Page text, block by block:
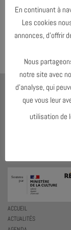
Both comments and
Précédent
Suivant→
LE
ACCUEIL
ACTUALITÉS
En continuant à
Les cookies
annonces, d’offrir
Nous
notre site avec
d’analyse, qui
que vous leur
utilisation de